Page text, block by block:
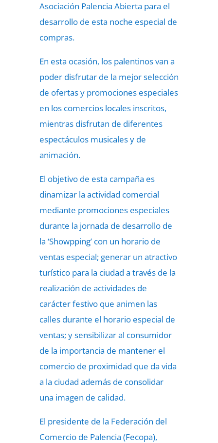
Asociación Palencia Abierta para el
desarrollo de esta noche especial de
compras.
En esta ocasión, los palentinos van a
poder disfrutar de la mejor selección
de ofertas y promociones especiales
en los comercios locales inscritos,
mientras disfrutan de diferentes
espectáculos musicales y de
animación.
El objetivo de esta campaña es
dinamizar la actividad comercial
mediante promociones especiales
durante la jornada de desarrollo de
la ‘Showpping’ con un horario de
ventas especial; generar un atractivo
turístico para la ciudad a través de la
realización de actividades de
carácter festivo que animen las
calles durante el horario especial de
ventas; y sensibilizar al consumidor
de la importancia de mantener el
comercio de proximidad que da vida
a la ciudad además de consolidar
una imagen de calidad.
El presidente de la Federación del
Comercio de Palencia (Fecopa),